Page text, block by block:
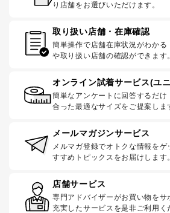
り店舗をお選びいただけます。
取り扱い店舗・在庫確認
簡単操作で店舗在庫状況がわかる
や取り扱い店舗の確認ができます
オンライン試着サービス(ユ
簡単なアンケートに回答するだけ
合った最適なサイズをご提案しま
メールマガジンサービス
メルマガ登録でオトクな情報を
すすめトピックスをお届けします
店舗サービス
専門アドバイザーがお買い物をサ
充実したサービスを是非ご利用く